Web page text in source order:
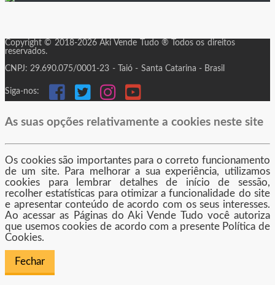
Integre Auto
Lincar Automoveis
Loja Conectada
Nacional VW / Nova M3
NB Oportune/ Clicou Motors
Negocie Carros RS
Olho de Gato
Orgulho de Ortolândia
Pinauto Web
Publica Auto/ Adset
Publidex Agência Digital
RD Web
Repplica
Revenda Mais
RevendaPro
Reweb
Seminovo Fácil
Siga.Net
Copyright © 2018-2026 Aki Vende Tudo ® Todos os direitos
reservados.
CNPJ: 29.690.075/0001-23 - Taió - Santa Catarina - Brasil
Siga-nos:
As suas opções relativamente a cookies neste site
Os cookies são importantes para o correto funcionamento
de um site. Para melhorar a sua experiência, utilizamos
cookies para lembrar detalhes de início de sessão,
recolher estatísticas para otimizar a funcionalidade do site
e apresentar conteúdo de acordo com os seus interesses.
Ao acessar as Páginas do Aki Vende Tudo você autoriza
que usemos cookies de acordo com a presente Política de
Cookies.
Fechar